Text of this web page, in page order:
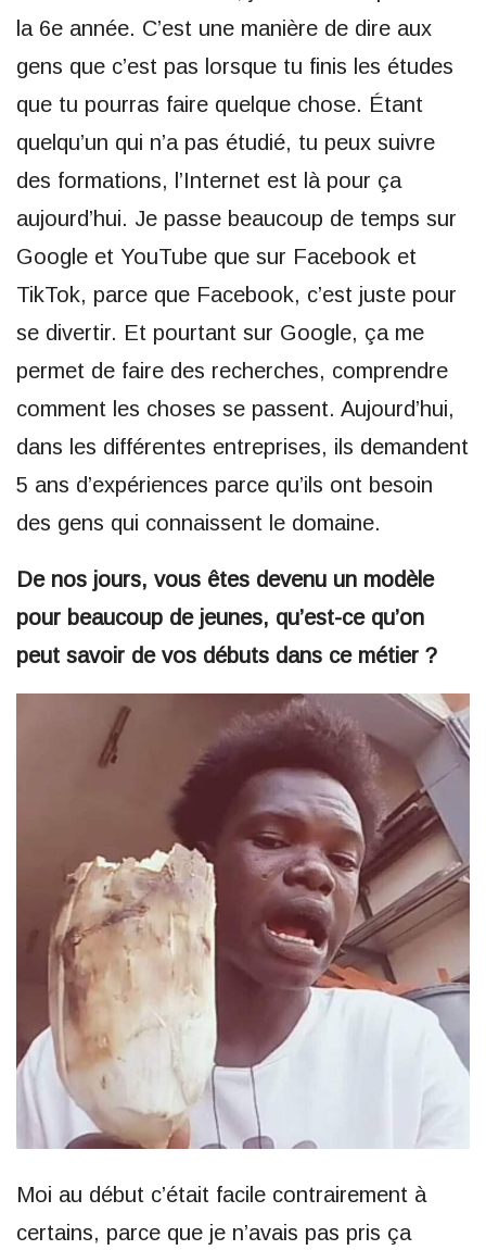
la 6e année. C’est une manière de dire aux
gens que c’est pas lorsque tu finis les études
que tu pourras faire quelque chose. Étant
quelqu’un qui n’a pas étudié, tu peux suivre
des formations, l’Internet est là pour ça
aujourd’hui. Je passe beaucoup de temps sur
Google et YouTube que sur Facebook et
TikTok, parce que Facebook, c’est juste pour
se divertir. Et pourtant sur Google, ça me
permet de faire des recherches, comprendre
comment les choses se passent. Aujourd’hui,
dans les différentes entreprises, ils demandent
5 ans d’expériences parce qu’ils ont besoin
des gens qui connaissent le domaine.
De nos jours, vous êtes devenu un modèle
pour beaucoup de jeunes, qu’est-ce qu’on
peut savoir de vos débuts dans ce métier ?
Moi au début c’était facile contrairement à
certains, parce que je n’avais pas pris ça